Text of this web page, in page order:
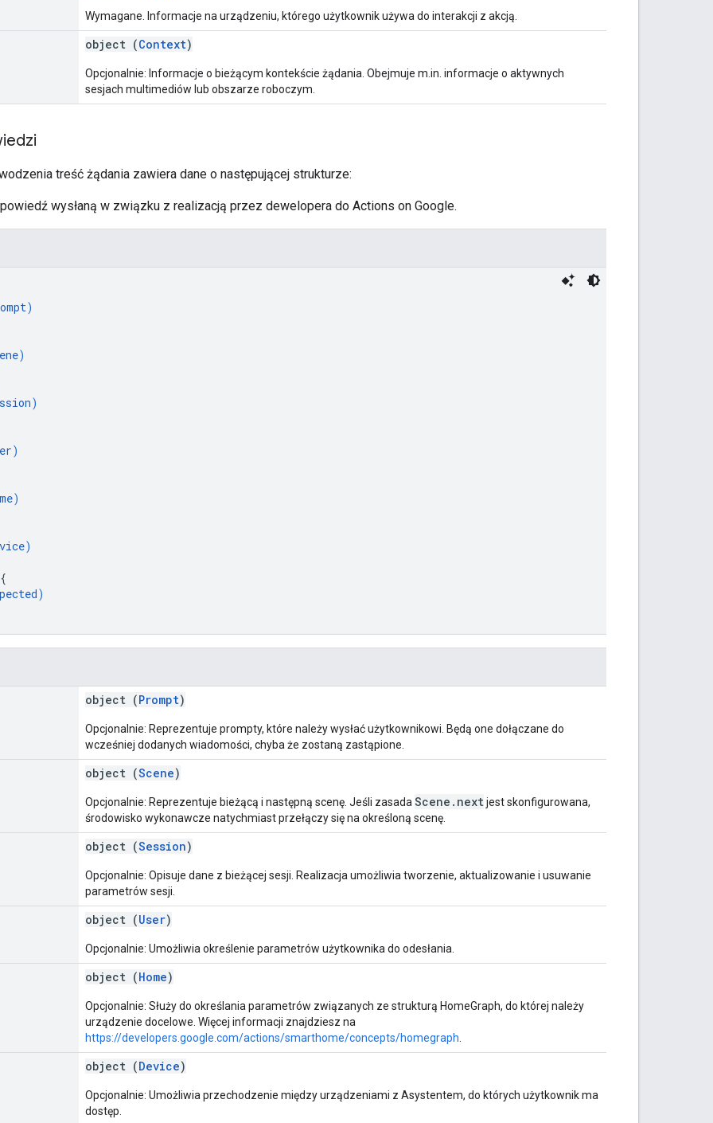
Wymagane. Informacje na urządzeniu, którego użytkownik używa do interakcji z akcją.
object (Context)
Opcjonalnie: Informacje o bieżącym kontekście żądania. Obejmuje m.in. informacje o aktywnych
sesjach multimediów lub obszarze roboczym.
treść żądania zawiera dane o następującej strukturze:
wysłaną w związku z realizacją przez dewelopera do Actions on Google.
)
)
)
)
)
)
{
)
object (Prompt)
Opcjonalnie: Reprezentuje prompty, które należy wysłać użytkownikowi. Będą one dołączane do
wcześniej dodanych wiadomości, chyba że zostaną zastąpione.
object (Scene)
Opcjonalnie: Reprezentuje bieżącą i następną scenę. Jeśli zasada Scene.nextjest skonfigurowana,
środowisko wykonawcze natychmiast przełączy się na określoną scenę.
object (Session)
Opcjonalnie: Opisuje dane z bieżącej sesji. Realizacja umożliwia tworzenie, aktualizowanie i usuwanie
parametrów sesji.
object (User)
Opcjonalnie: Umożliwia określenie parametrów użytkownika do odesłania.
object (Home)
Opcjonalnie: Służy do określania parametrów związanych ze strukturą HomeGraph, do której należy
urządzenie docelowe. Więcej informacji znajdziesz na
https://developers.google.com/actions/smarthome/concepts/homegraph
object (Device)
Opcjonalnie: Umożliwia przechodzenie między urządzeniami z Asystentem, do których użytkownik ma
dostęp.